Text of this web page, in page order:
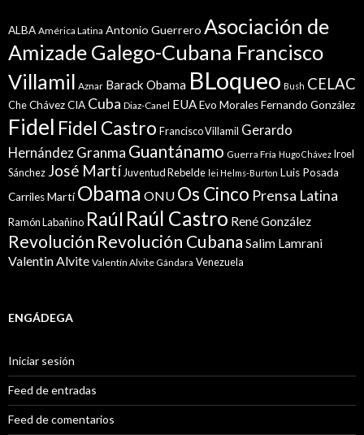
ALBA América Latina Antonio Guerrero Asociación de
Amizade Galego-Cubana Francisco
Villamil Aznar Barack Obama BLoqueo Bush CELAC
CheChávezCIA Cuba Diaz-Canel EUAEvo MoralesFernando González
Fidel Fidel Castro Francisco Villamil Gerardo
Hernández Granma Guantánamo Guerra Fría Hugo Chávez Iroel
Sánchez José Martí Juventud Rebelde lei Helms-Burton Luis Posada
CarrilesMartí Obama ONU Os Cinco Prensa Latina
Ramón Labañino Raúl Raúl Castro René González
Revolución Revolución Cubana Salim Lamrani
Valentin Alvite Valentín Alvite Gándara Venezuela
ENGÁDEGA
Iniciar sesión
Feed de entradas
Feed de comentarios